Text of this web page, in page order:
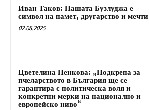
Иван Таков: Нашата Бузлуджа е
символ на памет, другарство и мечти
02.08.2025
Цветелина Пенкова: „Подкрепа за
пчеларството в България ще се
гарантира с политическа воля и
конкретни мерки на национално и
европейско ниво“